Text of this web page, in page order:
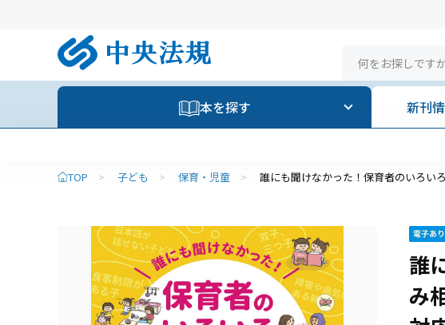
本を探す 新刊
TOP > 子ども > 保育・児童 > 誰にも聞けなかった！保育者のいろ
誰
み